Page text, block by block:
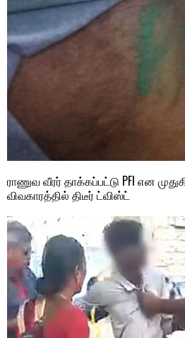
ராணுவ வீரர் தாக்கப்பட்டு PFI என
விவகாரத்தில் திடீர் ட்விஸ்ட்